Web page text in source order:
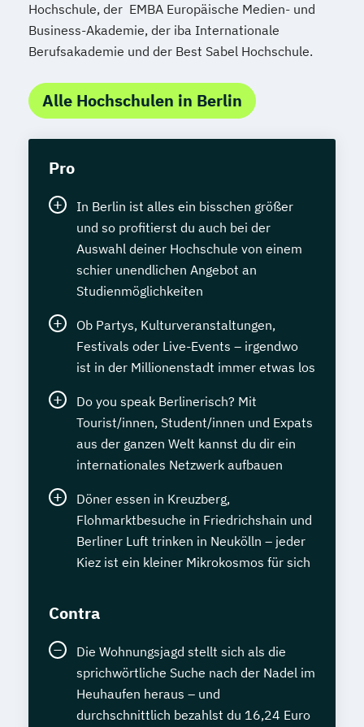
Hochschule, der EMBA Europäische Medien- und
Business-Akademie, der iba Internationale
Berufsakademie und der Best Sabel Hochschule.
Alle Hochschulen in Berlin
Pro
In Berlin ist alles ein bisschen größer
und so profitierst du auch bei der
Auswahl deiner Hochschule von einem
schier unendlichen Angebot an
Studienmöglichkeiten
Ob Partys, Kulturveranstaltungen,
Festivals oder Live-Events – irgendwo
ist in der Millionenstadt immer etwas los
Do you speak Berlinerisch? Mit
Tourist/innen, Student/innen und Expats
aus der ganzen Welt kannst du dir ein
internationales Netzwerk aufbauen
Döner essen in Kreuzberg,
Flohmarktbesuche in Friedrichshain und
Berliner Luft trinken in Neukölln – jeder
Kiez ist ein kleiner Mikrokosmos für sich
Contra
Die Wohnungsjagd stellt sich als die
sprichwörtliche Suche nach der Nadel im
Heuhaufen heraus – und
durchschnittlich bezahlst du 16,24 Euro